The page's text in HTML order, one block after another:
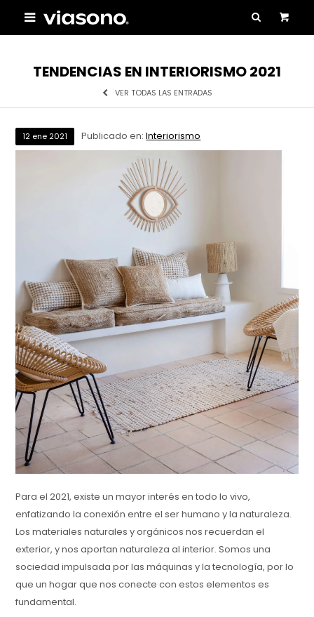

TENDENCIAS EN INTERIORISMO 2021
VER TODAS LAS ENTRADAS
12 ene 2021 Publicado en:Interiorismo
Para el 2021, existe un mayor interés en todo lo vivo,
enfatizando la conexión entre el ser humano y la naturaleza.
Los materiales naturales y orgánicos nos recuerdan el
exterior, y nos aportan naturaleza al interior. Somos una
sociedad impulsada por las máquinas y la tecnología, por lo
que un hogar que nos conecte con estos elementos es
fundamental.